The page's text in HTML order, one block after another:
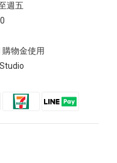
週五
購物金使用